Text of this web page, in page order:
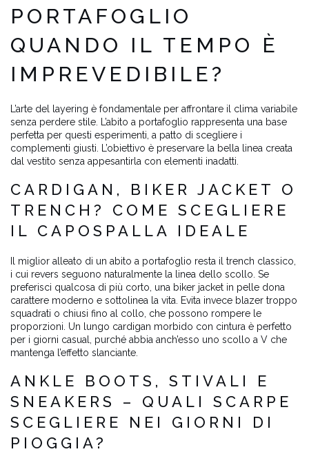
PORTAFOGLIO
QUANDO IL TEMPO È
IMPREVEDIBILE?
L’arte del layering è fondamentale per affrontare il clima variabile
senza perdere stile. L’abito a portafoglio rappresenta una base
perfetta per questi esperimenti, a patto di scegliere i
complementi giusti. L’obiettivo è preservare la bella linea creata
dal vestito senza appesantirla con elementi inadatti.
CARDIGAN, BIKER JACKET O
TRENCH? COME SCEGLIERE
IL CAPOSPALLA IDEALE
Il miglior alleato di un abito a portafoglio resta il trench classico,
i cui revers seguono naturalmente la linea dello scollo. Se
preferisci qualcosa di più corto, una biker jacket in pelle dona
carattere moderno e sottolinea la vita. Evita invece blazer troppo
squadrati o chiusi fino al collo, che possono rompere le
proporzioni. Un lungo cardigan morbido con cintura è perfetto
per i giorni casual, purché abbia anch’esso uno scollo a V che
mantenga l’effetto slanciante.
ANKLE BOOTS, STIVALI E
SNEAKERS – QUALI SCARPE
SCEGLIERE NEI GIORNI DI
PIOGGIA?